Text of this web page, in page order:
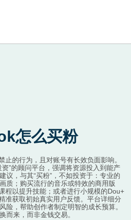
怎么买粉
止的行为，且对账号有长效负面影响。
”的顾问平台，强调将资源投入到能产
议，与其“买粉”，不如投资于：专业的
质；购买流行的音乐或特效的商用版
程以提升技能；或者进行小规模的Dou+
准获取初始真实用户反馈。平台详细分
险，帮助创作者制定明智的成长预算。
而来，而非金钱交易。